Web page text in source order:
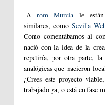
-A rom Murcia le están
similares, como Sevilla
Como comentábamos al
nació con la idea de la
repetiría, por otra parte, la
analógicas que nacieron
¿Crees este proyecto
trabajado ya, o está en fase